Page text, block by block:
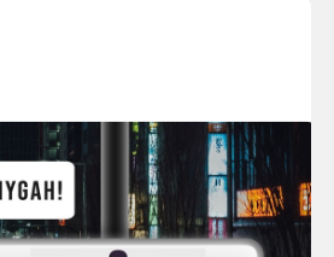
byMyBloggerThemes